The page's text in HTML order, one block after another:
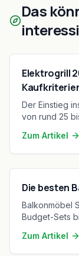
Das
Elektrogrill
Der Einstieg
von rund 25
Standgrill und
Wegweiser zu
Zum Artikel
Die besten
Balkonmöbel
Budget-Sets
Zum Artikel